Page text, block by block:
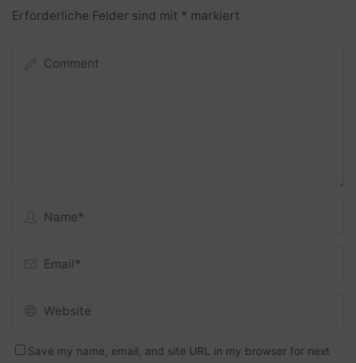
Erforderliche Felder sind mit * markiert
Save my name, email, and site URL in my browser for next